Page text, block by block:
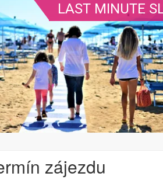
LAST MINUTE
zájezdu